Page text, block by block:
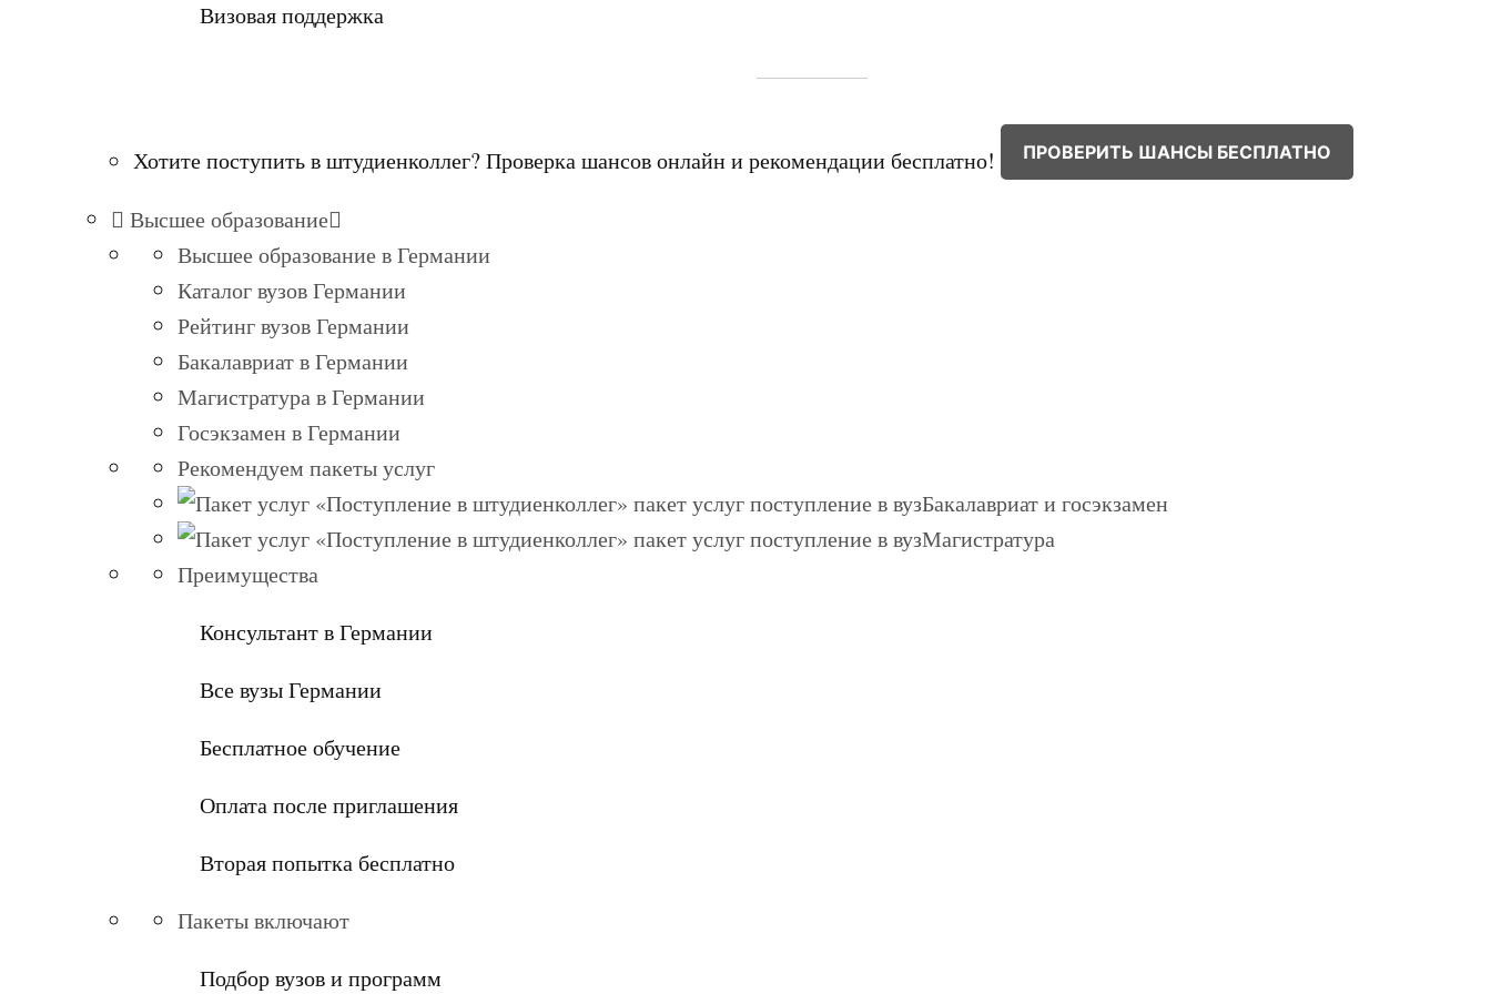
Визовая поддержка
Хотите поступить в штудиенколлег? Проверка шансов онлайн и рекомендации бесплатно! ПРОВЕРИТЬ ШАНСЫ БЕСПЛАТНО
Высшее образование
Высшее образование в Германии
Каталог вузов Германии
Рейтинг вузов Германии
Бакалавриат в Германии
Магистратура в Германии
Госэкзамен в Германии
Рекомендуем пакеты услуг
Бакалавриат и госэкзамен
Магистратура
Преимущества
Консультант в Германии
Все вузы Германии
Бесплатное обучение
Оплата после приглашения
Вторая попытка бесплатно
Пакеты включают
Подбор вузов и программ